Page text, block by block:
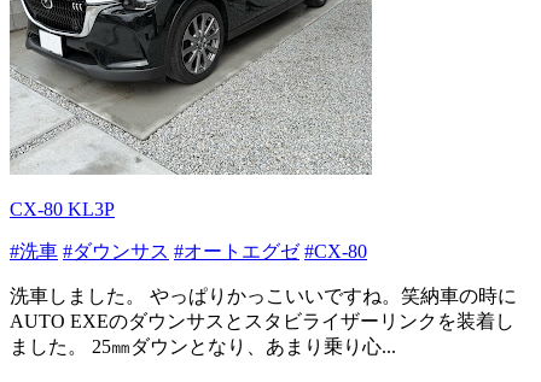
CX-80 KL3P
#洗車 #ダウンサス #オートエグゼ #CX-80
洗車しました。 やっぱりかっこいいですね。笑納車の時に
AUTO EXEのダウンサスとスタビライザーリンクを装着し
ました。 25㎜ダウンとなり、あまり乗り心...